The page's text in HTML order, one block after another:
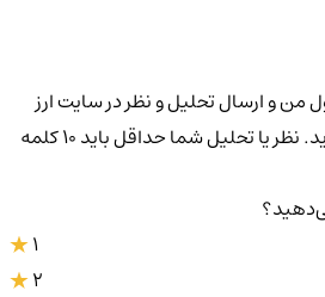
من و ارسال تحلیل و نظر در سایت ارز
دیجیتال رایگان هدیه بگیرید. نظر یا تحلیل شما حداقل باید ۱۰ کلمه